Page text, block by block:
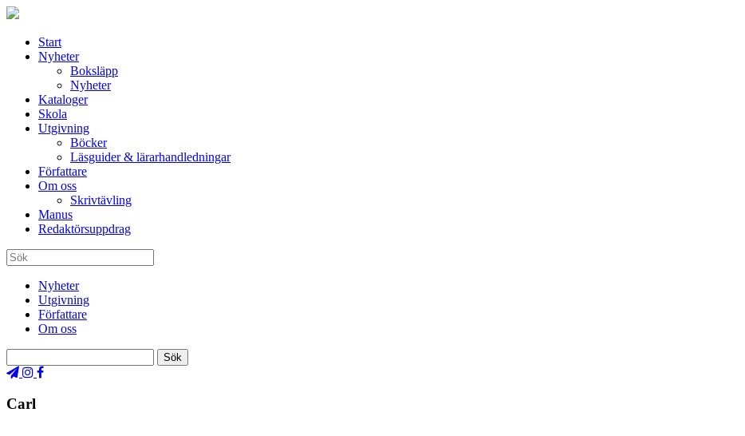
Start
Nyheter
Boksläpp
Nyheter
Kataloger
Skola
Utgivning
Böcker
Läsguider & lärarhandledningar
Författare
Om oss
Skrivtävling
Manus
Redaktörsuppdrag
Nyheter
Utgivning
Författare
Om oss
Carl